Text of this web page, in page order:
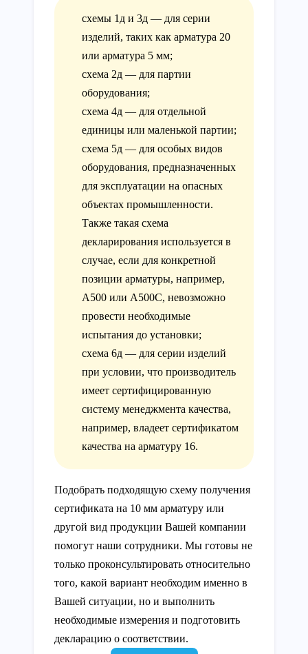
схемы 1д и 3д — для серии
изделий, таких как арматура 20
или арматура 5 мм;
схема 2д — для партии
оборудования;
схема 4д — для отдельной
единицы или маленькой партии;
схема 5д — для особых видов
оборудования, предназначенных
для эксплуатации на опасных
объектах промышленности.
Также такая схема
декларирования используется в
случае, если для конкретной
позиции арматуры, например,
А500 или А500С, невозможно
провести необходимые
испытания до установки;
схема 6д — для серии изделий
при условии, что производитель
имеет сертифицированную
систему менеджмента качества,
например, владеет сертификатом
качества на арматуру 16.
Подобрать подходящую схему получения
сертификата на 10 мм арматуру или
другой вид продукции Вашей компании
помогут наши сотрудники. Мы готовы не
только проконсультировать относительно
того, какой вариант необходим именно в
Вашей ситуации, но и выполнить
необходимые измерения и подготовить
декларацию о соответствии.